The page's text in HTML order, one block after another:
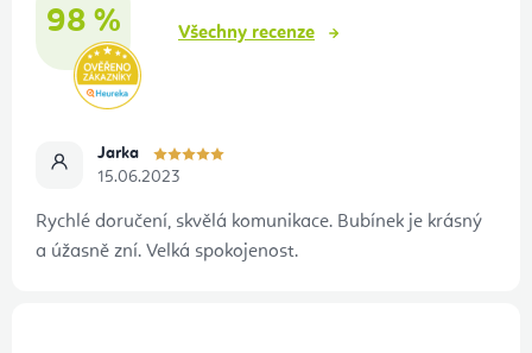
98 % Všechny recenze
Jarka
15.06.2023
Rychlé doručení, skvělá komunikace. Bubínek je krásný
a úžasně zní. Velká spokojenost.